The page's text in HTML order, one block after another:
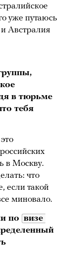
уже путаюсь
Австралия
в тюрьме
тебя
в Москву.
что
если такой
миновало.
по визе